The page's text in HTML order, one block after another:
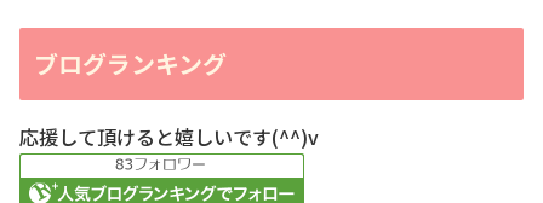
ブログランキング
応援して頂けると嬉しいです(^^)v